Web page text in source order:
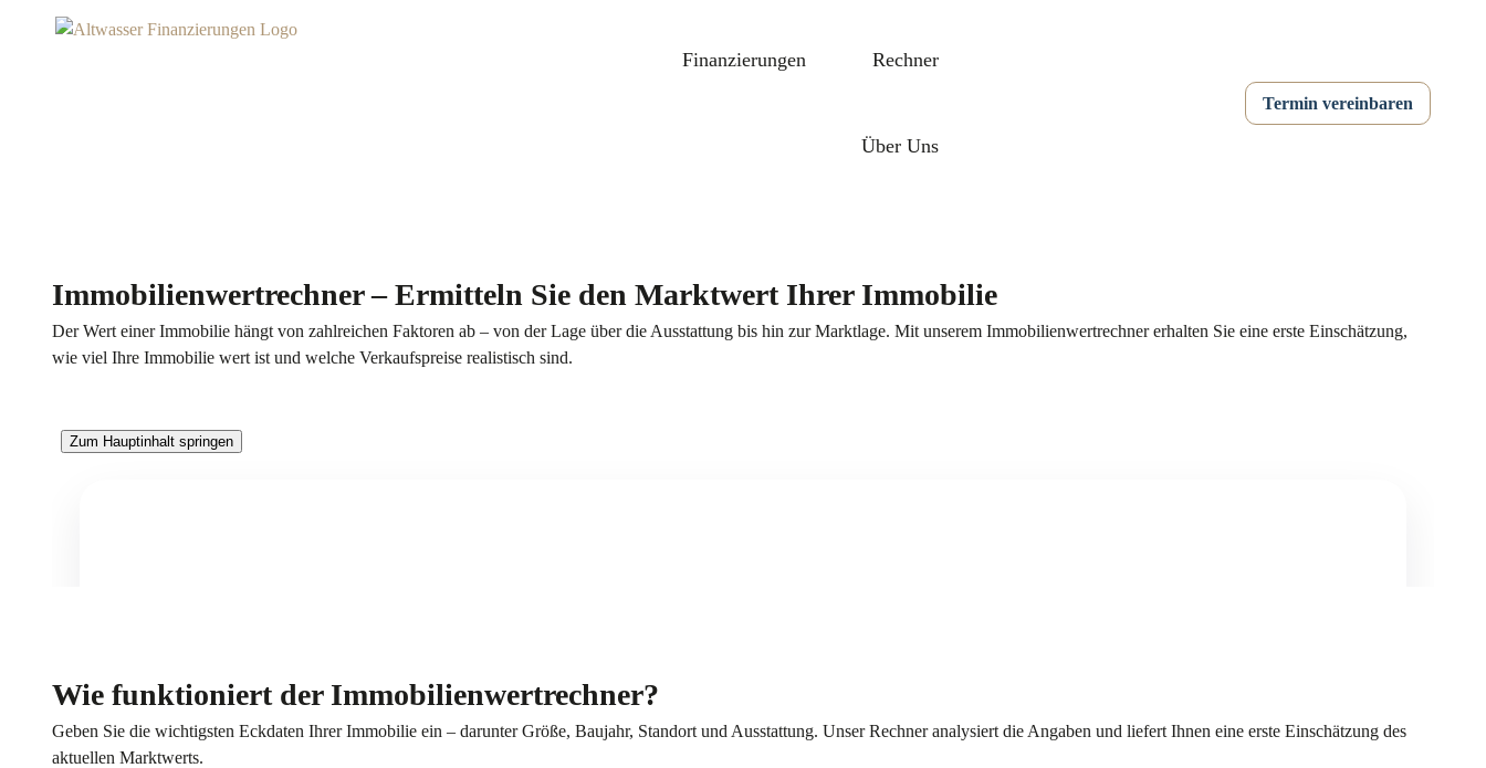
Finanzierungen Rechner
Über Uns
Termin vereinbaren
Immobilienwertrechner – Ermitteln Sie den Marktwert Ihrer Immobilie
Der Wert einer Immobilie hängt von zahlreichen Faktoren ab – von der Lage über die Ausstattung bis hin zur Marktlage. Mit unserem Immobilienwertrechner erhalten Sie eine erste Einschätzung,
wie viel Ihre Immobilie wert ist und welche Verkaufspreise realistisch sind.
Wie funktioniert der Immobilienwertrechner?
Geben Sie die wichtigsten Eckdaten Ihrer Immobilie ein – darunter Größe, Baujahr, Standort und Ausstattung. Unser Rechner analysiert die Angaben und liefert Ihnen eine erste Einschätzung des
aktuellen Marktwerts.